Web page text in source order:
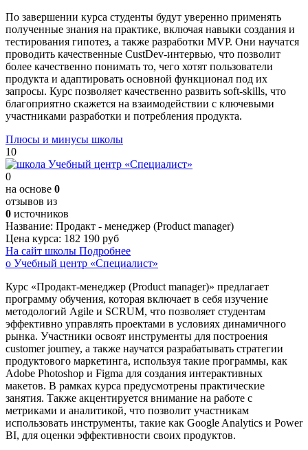
По завершении курса студенты будут уверенно применять
полученные знания на практике, включая навыки создания и
тестирования гипотез, а также разработки MVP. Они научатся
проводить качественные CustDev-интервью, что позволит
более качественно понимать то, чего хотят пользователи
продукта и адаптировать основной функционал под их
запросы. Курс позволяет качественно развить soft-skills, что
благоприятно скажется на взаимодействии с ключевыми
участниками разработки и потребления продукта.
Плюсы и минусы школы
10
0
на основе 0
отзывов из
0 источников
Название: Продакт - менеджер (Product manager)
Цена курса: 182 190 руб
На сайт школы Подробнее
о Учебный центр «Специалист»
Курс «Продакт-менеджер (Product manager)» предлагает
программу обучения, которая включает в себя изучение
методологий Agile и SCRUM, что позволяет студентам
эффективно управлять проектами в условиях динамичного
рынка. Участники освоят инструменты для построения
customer journey, а также научатся разрабатывать стратегии
продуктового маркетинга, используя такие программы, как
Adobe Photoshop и Figma для создания интерактивных
макетов. В рамках курса предусмотрены практические
занятия. Также акцентируется внимание на работе с
метриками и аналитикой, что позволит участникам
использовать инструменты, такие как Google Analytics и Power
BI, для оценки эффективности своих продуктов.